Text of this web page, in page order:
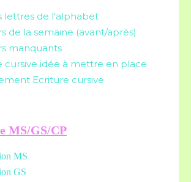
lettres de l'alphabet
de la semaine (avant/après)
manquants
cursive idée à mettre en place
Ecriture cursive
MS/GS/CP
MS
GS